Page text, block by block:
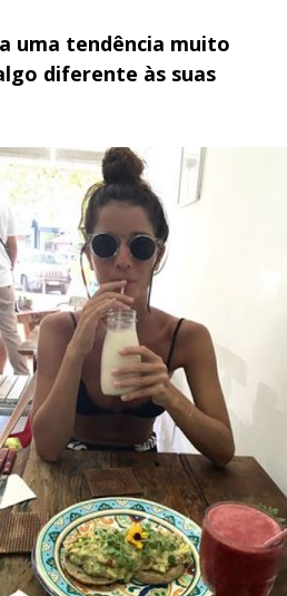
uma tendência muito
diferente às suas